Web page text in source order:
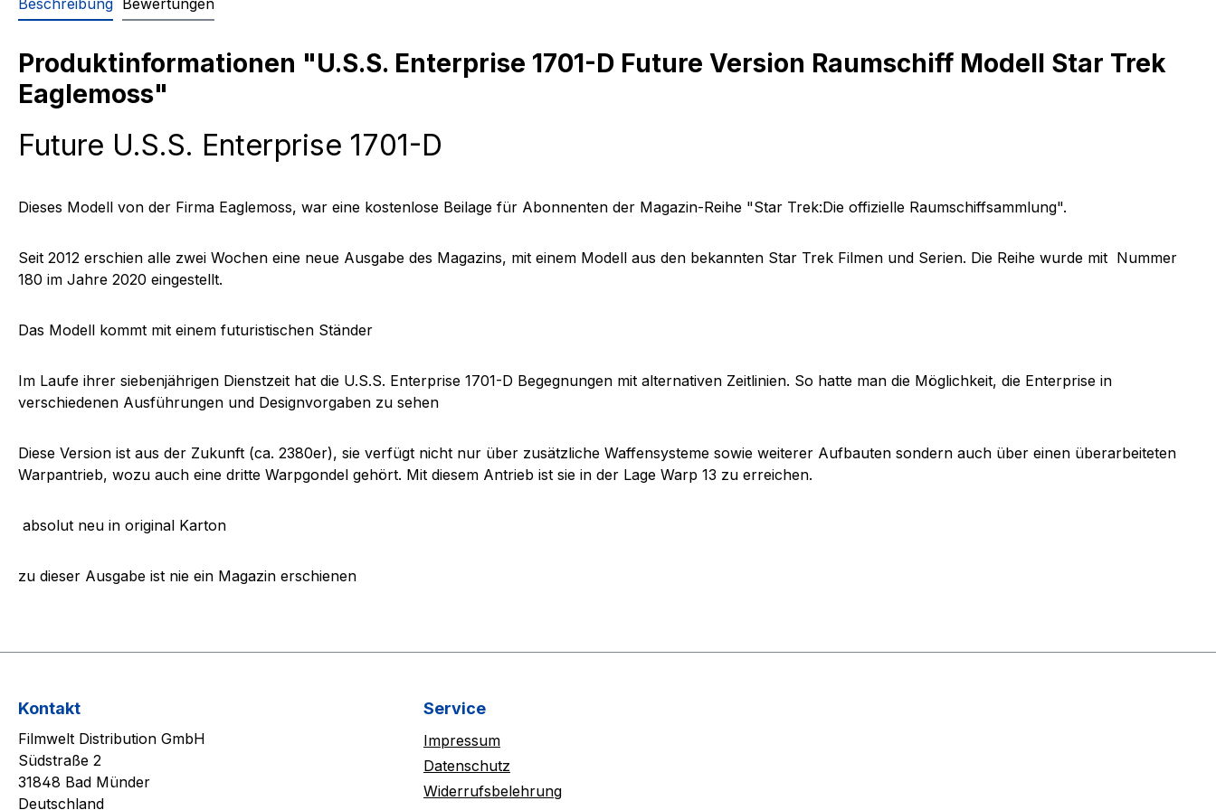
Beschreibung Bewertungen
Produktinformationen "U.S.S. Enterprise 1701-D Future Version Raumschiff Modell Star Trek
Eaglemoss"
Future U.S.S. Enterprise 1701-D
Dieses Modell von der Firma Eaglemoss, war eine kostenlose Beilage für Abonnenten der Magazin-Reihe "Star Trek:Die offizielle Raumschiffsammlung".
Seit 2012 erschien alle zwei Wochen eine neue Ausgabe des Magazins, mit einem Modell aus den bekannten Star Trek Filmen und Serien. Die Reihe wurde mit Nummer
180 im Jahre 2020 eingestellt.
Das Modell kommt mit einem futuristischen Ständer
Im Laufe ihrer siebenjährigen Dienstzeit hat die U.S.S. Enterprise 1701-D Begegnungen mit alternativen Zeitlinien. So hatte man die Möglichkeit, die Enterprise in
verschiedenen Ausführungen und Designvorgaben zu sehen
Diese Version ist aus der Zukunft (ca. 2380er), sie verfügt nicht nur über zusätzliche Waffensysteme sowie weiterer Aufbauten sondern auch über einen überarbeiteten
Warpantrieb, wozu auch eine dritte Warpgondel gehört. Mit diesem Antrieb ist sie in der Lage Warp 13 zu erreichen.
absolut neu in original Karton
zu dieser Ausgabe ist nie ein Magazin erschienen
Kontakt
Filmwelt Distribution GmbH
Südstraße 2
31848 Bad Münder
Deutschland
Service
Impressum
Datenschutz
Widerrufsbelehrung